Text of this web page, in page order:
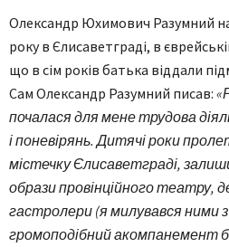
Олександр Юхимович Разумний
року в Єлисаветграді, в
що в сім років батька віддали
Сам Олександр Разумний писав:
почалася для мене трудова
і поневірянь. Дитячі роки
містечку Єлисаветграді,
образи провінційного театру,
гастролери (я милувався ними
громоподібний акомпанемент